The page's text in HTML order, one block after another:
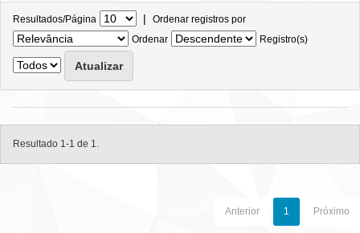
Resultados/Página | Ordenar registros por
Ordenar
Registro(s)
Resultado 1-1 de 1.
Anterior 1 Próximo